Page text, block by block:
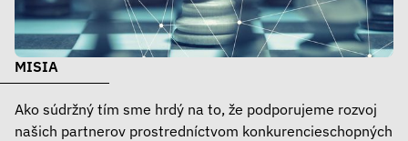
MISIA
Ako súdržný tím sme hrdý na to, že podporujeme rozvoj
našich partnerov prostredníctvom konkurencieschopných